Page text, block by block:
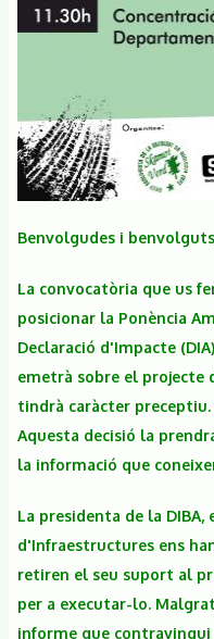
Benvolgudes i
La convocatòria que us
posicionar la Ponència
Declaració d'Impacte
emetrà sobre el projecte
tindrà caràcter
Aquesta decisió la
la informació que
La presidenta de la
d'Infraestructures ens
retiren el seu suport al
per a executar-lo.
informe que